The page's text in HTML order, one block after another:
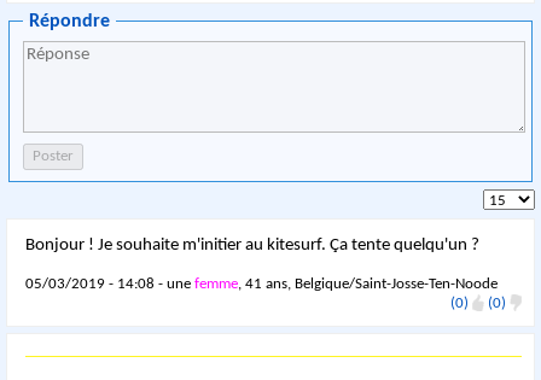
Répondre
Bonjour ! Je souhaite m'initier au kitesurf. Ça tente quelqu'un ?
05/03/2019 - 14:08 - unefemme, 41 ans, Belgique/Saint-Josse-Ten-Noode
(0)
(0)